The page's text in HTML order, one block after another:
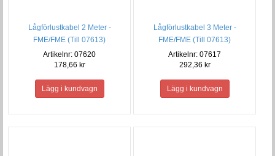
Lågförlustkabel 2 Meter -
FME/FME (Till 07613)
Artikelnr: 07620
178,66 kr
Lågförlustkabel 3 Meter -
FME/FME (Till 07613)
Artikelnr: 07617
292,36 kr